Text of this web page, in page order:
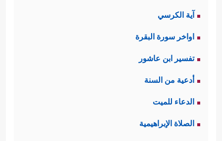
آية الكرسي
اواخر سورة البقرة
تفسير ابن عاشور
أدعية من السنة
الدعاء للميت
الصلاة الإبراهيمية